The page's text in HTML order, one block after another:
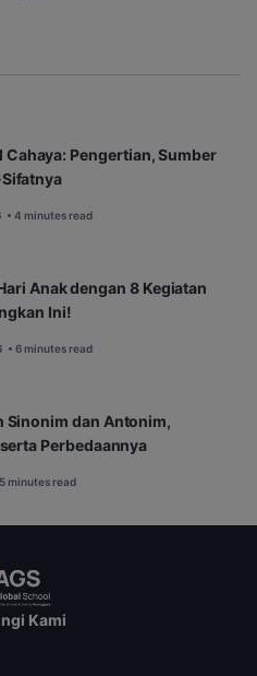
Cahaya: Pengertian, Sumber
• 4 minutes read
Anak dengan 8 Kegiatan
Ini!
• 6 minutes read
Sinonim dan Antonim,
Perbedaannya
5 minutes read
Kami